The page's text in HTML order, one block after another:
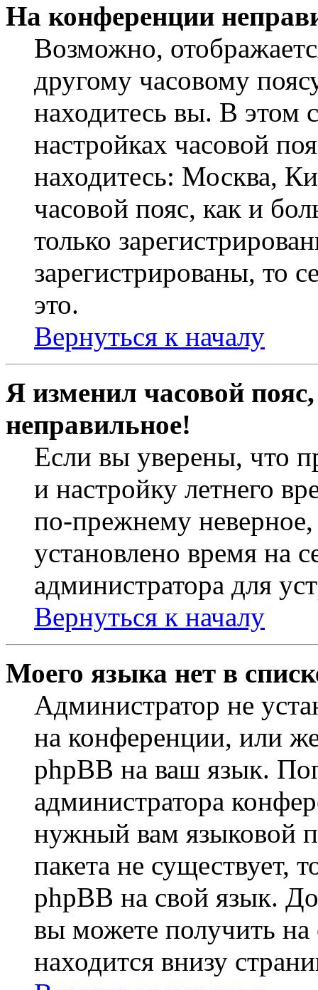
На конференции
Возможно,
другому часовому
находитесь вы. В этом
настройках часовой
находитесь: Москва,
часовой пояс, как и
только
зарегистрированы, то
это.
Вернуться к началу
Я изменил часовой
неправильное!
Если вы уверены, что
и настройку летнего
по-прежнему неверное,
установлено время на
администратора для
Вернуться к началу
Моего языка нет в
Администратор не
на конференции, или
phpBB на ваш язык.
администратора
нужный вам языковой
пакета не существует,
phpBB на свой язык.
вы можете получить на
находится внизу